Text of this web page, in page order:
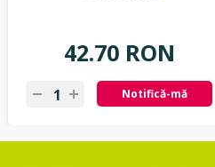
42.70 RON
Notifică-mă